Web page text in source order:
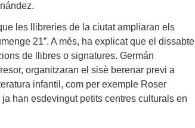
.
les llibreries de la ciutat ampliaran els
21”. A més, ha explicat que el dissabte
de llibres o signatures. Germán
organitzaran el sisè berenar previ a
infantil, com per exemple Roser
han esdevingut petits centres culturals en